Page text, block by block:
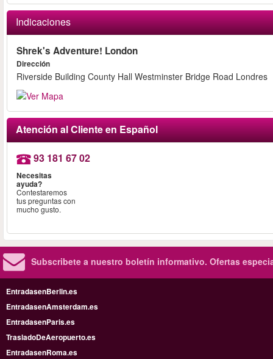
Indicaciones
Shrek's Adventure! London
Dirección
Riverside Building County Hall Westminster Bridge Road Londres
Atención al Cliente en Español
93 181 67 02
Necesitas
ayuda?
Contestaremos
tus preguntas con
mucho gusto.
Subscribete a nuestro boletín informativo. Ofertas
EntradasenBerlin.es
EntradasenAmsterdam.es
EntradasenParis.es
TrasladoDeAeropuerto.es
EntradasenRoma.es